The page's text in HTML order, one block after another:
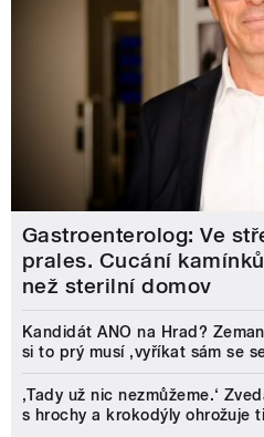
Gastroenterolog: Ve
prales. Cucání
než sterilní domov
Kandidát ANO na Hrad?
si to prý musí ‚vyříkat sám se
‚Tady už nic nezmůžeme.‘
s hrochy a krokodýly ohrožuje